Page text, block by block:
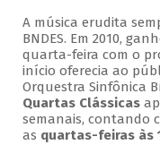
A música erudita
BNDES. Em 2010,
quarta-feira com o
início oferecia ao
Orquestra Sinfônica
Quartas Clássicas
semanais, contando
as quartas-feiras às